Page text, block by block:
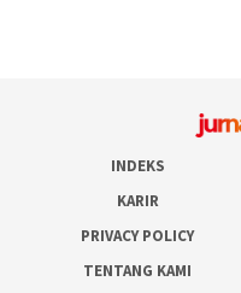
INDEKS
KARIR
PRIVACY POLICY
TENTANG KAMI